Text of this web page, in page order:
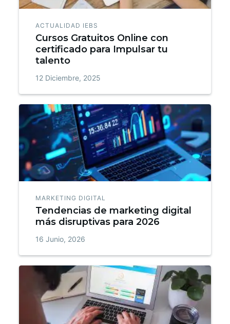
ACTUALIDAD IEBS
Cursos Gratuitos Online con
certificado para Impulsar tu
talento
12 Diciembre, 2025
MARKETING DIGITAL
Tendencias de marketing digital
más disruptivas para 2026
16 Junio, 2026